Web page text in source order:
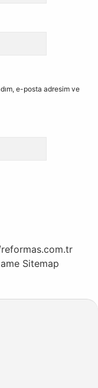
e-posta adresim ve
Sitemap